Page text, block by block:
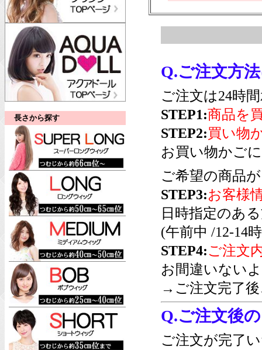
長さから探す
Q.ご注文方
ご注文は24時
STEP1:商品を
STEP2:買い物
お買い物かご
ご希望の商品
STEP3:お客様
日時指定のあ
(午前中 /12-14
STEP4:ご注文
お間違いない
→ご注文完了
Q.ご注文後
ご注文が完了